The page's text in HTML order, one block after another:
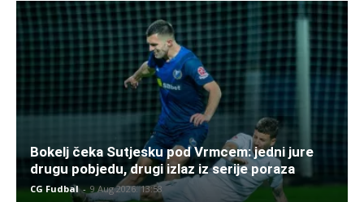
Bokelj čeka Sutjesku pod Vrmcem: jedni jure
drugu pobjedu, drugi izlaz iz serije poraza
CG Fudbal - 9 Aug 2026. 13:58